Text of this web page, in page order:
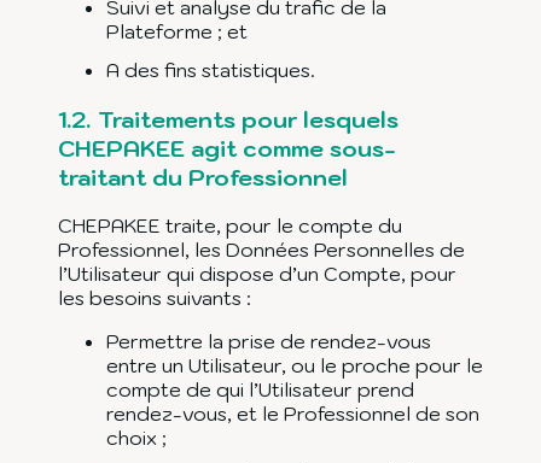
Suivi et analyse du trafic de la
Plateforme ; et
A des fins statistiques.
1.2. Traitements pour lesquels
CHEPAKEE agit comme sous-
traitant du Professionnel
CHEPAKEE traite, pour le compte du
Professionnel, les Données Personnelles de
l’Utilisateur qui dispose d’un Compte, pour
les besoins suivants :
Permettre la prise de rendez-vous
entre un Utilisateur, ou le proche pour le
compte de qui l’Utilisateur prend
rendez-vous, et le Professionnel de son
choix ;